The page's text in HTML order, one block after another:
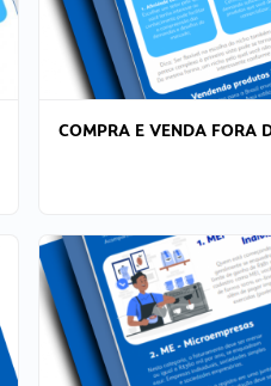
COMPRA E VENDA FORA